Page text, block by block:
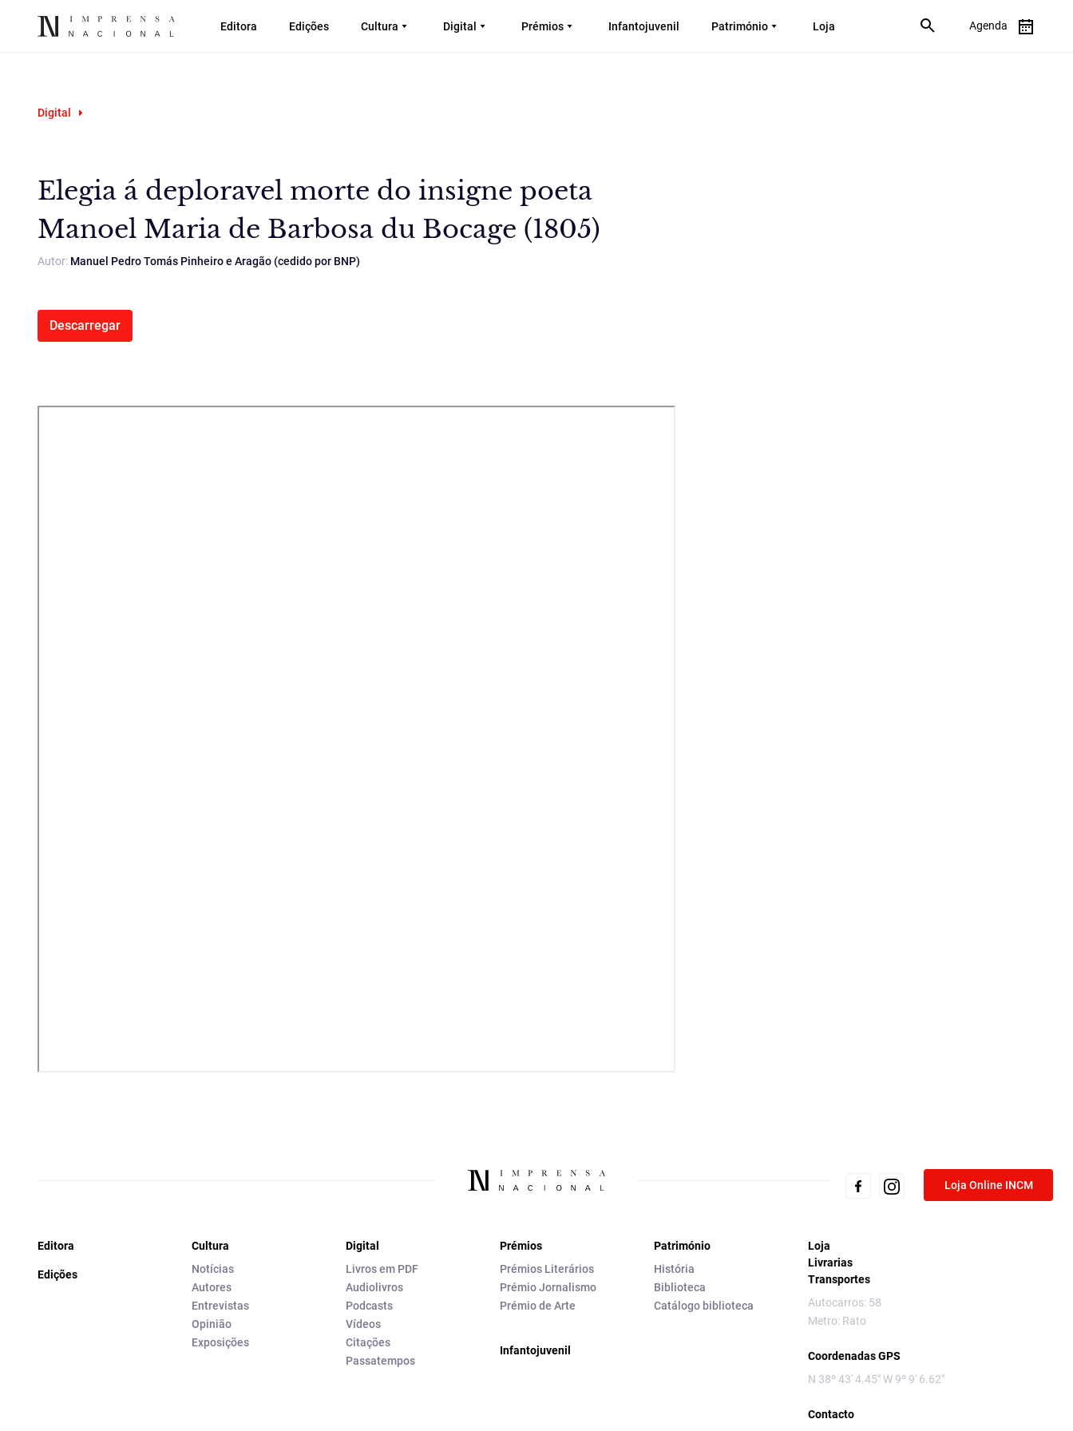
Editora Edições Cultura Digital Prémios Infantojuvenil Património Loja Agenda
Digital
Elegia á deploravel morte do insigne poeta
Manoel Maria de Barbosa du Bocage (1805)
Autor: Manuel Pedro Tomás Pinheiro e Aragão (cedido por BNP)
Descarregar
Loja Online INCM
Editora
Edições
Cultura
Notícias
Autores
Entrevistas
Opinião
Exposições
Digital
Livros em PDF
Audiolivros
Podcasts
Vídeos
Citações
Passatempos
Prémios
Prémios Literários
Prémio Jornalismo
Prémio de Arte
Infantojuvenil
Património
História
Biblioteca
Catálogo biblioteca
Loja
Livrarias
Transportes
Autocarros: 58
Metro: Rato
Coordenadas GPS
N 38º 43' 4.45" W 9º 9' 6.62"
Contacto